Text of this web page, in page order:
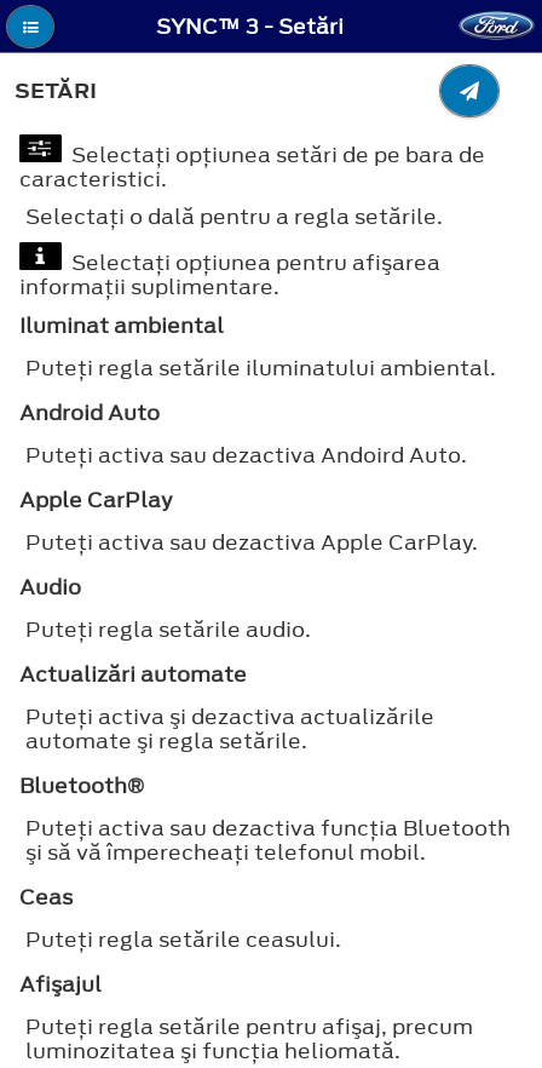
SYNC™ 3 - Setări
SETĂRI
Selectaţi opţiunea setări de pe bara de
caracteristici.
Selectaţi o dală pentru a regla setările.
Selectaţi opţiunea pentru afişarea
informaţii suplimentare.
Iluminat ambiental
Puteţi regla setările iluminatului ambiental.
Android Auto
Puteţi activa sau dezactiva Andoird Auto.
Apple CarPlay
Puteţi activa sau dezactiva Apple CarPlay.
Audio
Puteţi regla setările audio.
Actualizări automate
Puteţi activa şi dezactiva actualizările
automate şi regla setările.
Bluetooth®
Puteţi activa sau dezactiva funcţia Bluetooth
şi să vă împerecheaţi telefonul mobil.
Ceas
Puteţi regla setările ceasului.
Afişajul
Puteţi regla setările pentru afişaj, precum
luminozitatea şi funcţia heliomată.